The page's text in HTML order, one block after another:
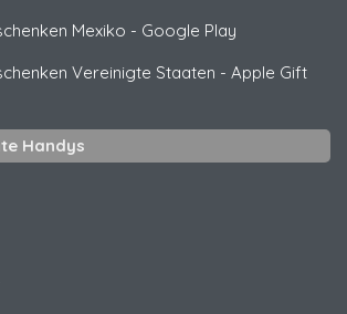
Mexiko - Google Play
Vereinigte Staaten - Apple Gift
Handys